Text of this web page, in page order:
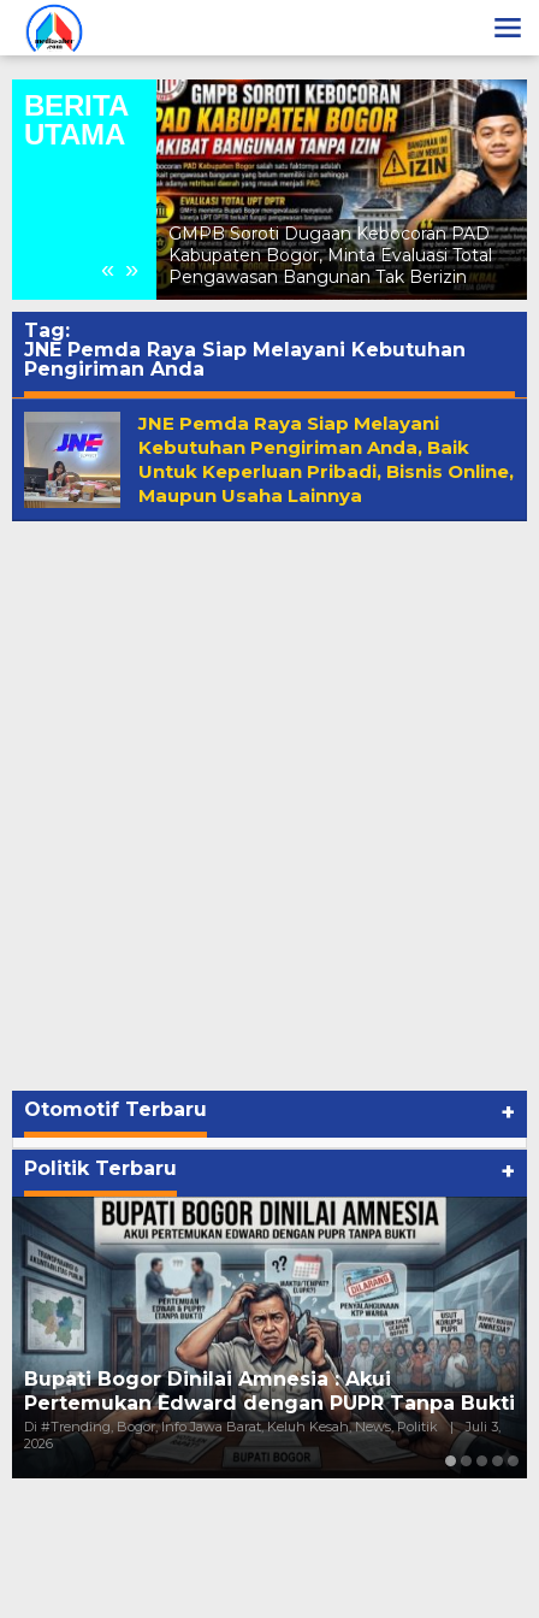
Lewati
konten
BERITA
UTAMA
« »
GMPB Soroti Dugaan Kebocoran PAD
Kabupaten Bogor, Minta Evaluasi Total
Pengawasan Bangunan Tak Berizin
Tag:
JNE Pemda Raya Siap Melayani Kebutuhan
Pengiriman Anda
JNE Pemda Raya Siap Melayani
Kebutuhan Pengiriman Anda, Baik
Untuk Keperluan Pribadi, Bisnis Online,
Maupun Usaha Lainnya
Otomotif Terbaru +
Politik Terbaru +
Bupati Bogor Dinilai Amnesia : Akui
Pertemukan Edward dengan PUPR Tanpa Bukti
Di #Trending, Bogor, Info Jawa Barat, Keluh Kesah, News, Politik |
Juli 3,
2026